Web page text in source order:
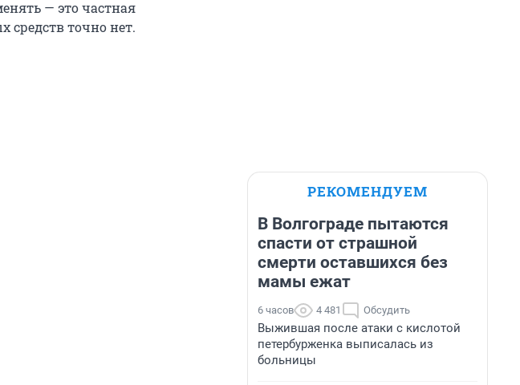
— это частная
средств точно нет.
РЕКОМЕНДУЕМ
В Волгограде пытаются
спасти от страшной
смерти оставшихся без
мамы ежат
6 часов 4 481 Обсудить
Выжившая после атаки с кислотой
петербурженка выписалась из
больницы